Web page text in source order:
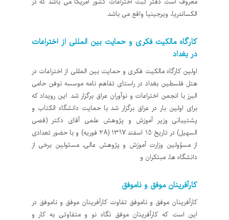
معروف است دفتر ثبت اختراعات کشور آمریکا می باشد که در
الکساندریا، ویرجینیا واقع می باشد.
کارگاه مالکیت فکری و حمایت بین المللی از اختراعات
در بغداد
اولین کارگاه مالکیت فکری و حمایت بین المللی از اختراعات در
هتل فلسطین بغداد در راستای تفاهم نامه موسسه نوفن حامی
البرز با انجمن اختراعات و نوآوران عراق برگزار شد. این رویداد که
برای اولین بار در عراق برگزار شد با حمایت دانشگاه الکتاب و
پشتیبانی وزیر آموزش و پژوهش علمی آقای دکتر (قصی
السهیل) در تاریخ 15 اسفند 1397 (28 فوریه) و با حضور تعدادی
از مسؤولین وزارت آموزش و پژوهش عالی، مسئولین برخی از
دانشگاه ها، مبتکران و
کارآفرینان موفق و ناموفق
کارآفرینان موفق و ناموفق تفاوت کارآفرینان موفق و ناموفق در
این است که کارآفرینان موفق نگاه نو و متفاوتی به کار و